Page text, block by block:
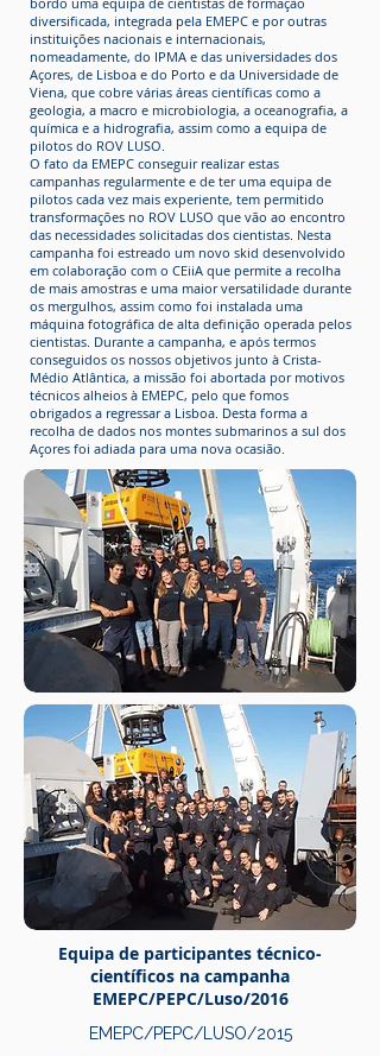
diversificada, integrada pela EMEPC e por outras
instituições nacionais e internacionais,
nomeadamente, do IPMA e das universidades dos
Açores, de Lisboa e do Porto e da Universidade de
Viena, que cobre várias áreas científicas como a
geologia, a macro e microbiologia, a oceanografia, a
química e a hidrografia, assim como a equipa de
pilotos do ROV LUSO.
O fato da EMEPC conseguir realizar estas
campanhas regularmente e de ter uma equipa de
pilotos cada vez mais experiente, tem permitido
transformações no ROV LUSO que vão ao encontro
das necessidades solicitadas dos cientistas. Nesta
campanha foi estreado um novo skid desenvolvido
em colaboração com o CEiiA que permite a recolha
de mais amostras e uma maior versatilidade durante
os mergulhos, assim como foi instalada uma
máquina fotográfica de alta definição operada pelos
cientistas. Durante a campanha, e após termos
conseguidos os nossos objetivos junto à Crista-
Médio Atlântica, a missão foi abortada por motivos
técnicos alheios à EMEPC, pelo que fomos
obrigados a regressar a Lisboa. Desta forma a
recolha de dados nos montes submarinos a sul dos
Açores foi adiada para uma nova ocasião.
Equipa de participantes técnico-
científicos na campanha
EMEPC/PEPC/Luso/2016
EMEPC/PEPC/LUSO/2015